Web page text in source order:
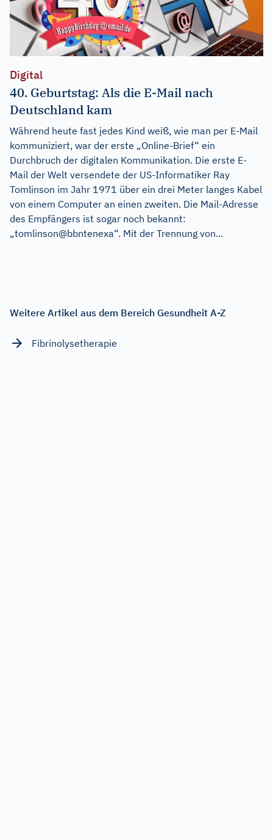
Digital
40. Geburtstag: Als die E-Mail nach
Deutschland kam
Während heute fast jedes Kind weiß, wie man per E-Mail
kommuniziert, war der erste „Online-Brief“ ein
Durchbruch der digitalen Kommunikation. Die erste E-
Mail der Welt versendete der US-Informatiker Ray
Tomlinson im Jahr 1971 über ein drei Meter langes Kabel
von einem Computer an einen zweiten. Die Mail-Adresse
des Empfängers ist sogar noch bekannt:
„tomlinson@bbntenexa“. Mit der Trennung von...
Weitere Artikel aus dem Bereich Gesundheit A-Z
Fibrinolysetherapie